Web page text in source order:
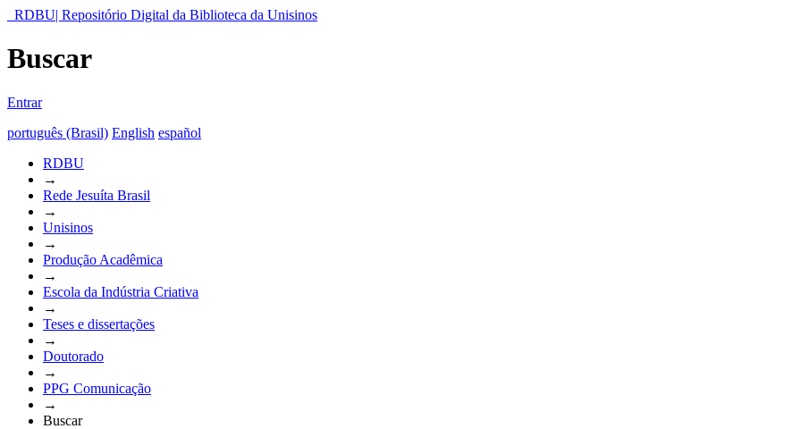
RDBU| Repositório Digital da Biblioteca da Unisinos
Buscar
Entrar
português (Brasil) English español
RDBU
→
Rede Jesuíta Brasil
→
Unisinos
→
Produção Acadêmica
→
Escola da Indústria Criativa
→
Teses e dissertações
→
Doutorado
→
PPG Comunicação
→
Buscar